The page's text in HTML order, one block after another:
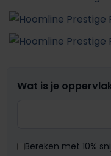
Wat is je
Bereken met 10%